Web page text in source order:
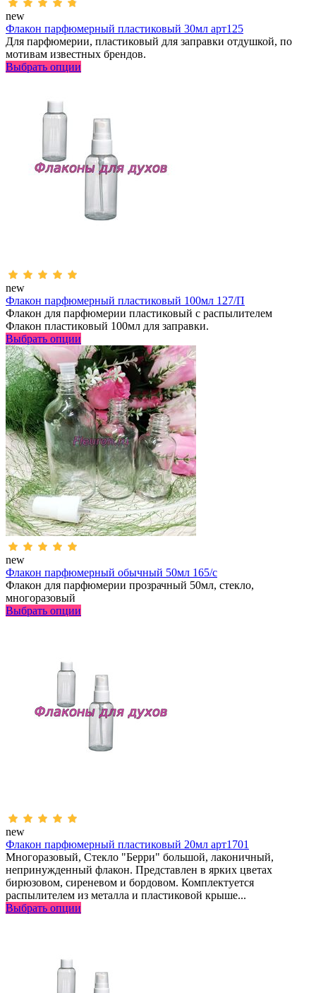
new
Флакон парфюмерный пластиковый 30мл арт125
Для парфюмерии, пластиковый для заправки отдушкой, по
мотивам известных брендов.
Выбрать опции
new
Флакон парфюмерный пластиковый 100мл 127/П
Флакон для парфюмерии пластиковый с распылителем
Флакон пластиковый 100мл для заправки.
Выбрать опции
new
Флакон парфюмерный обычный 50мл 165/с
Флакон для парфюмерии прозрачный 50мл, стекло,
многоразовый
Выбрать опции
new
Флакон парфюмерный пластиковый 20мл арт1701
Многоразовый, Стекло "Берри" большой, лаконичный,
непринужденный флакон. Представлен в ярких цветах
бирюзовом, сиреневом и бордовом. Комплектуется
распылителем из металла и пластиковой крыше...
Выбрать опции